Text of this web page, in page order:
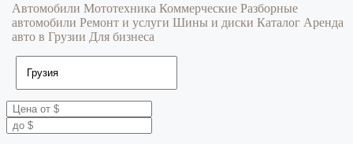
Автомобили Мототехника Коммерческие Разборные
автомобили Ремонт и услуги Шины и диски Каталог Аренда
авто в Грузии Для бизнеса